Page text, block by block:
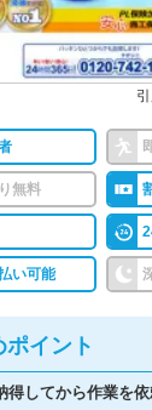
島村禮孝
1992年6月1日創
大阪府大阪市中
ースマイルビル
商品保証最長
年
詳細
ームがおす
ムは全国各地
。トイレ、キ
全般に対応し
手頃価格で提
りに問題が発
無料
い可能
ポイント
得してから作業を